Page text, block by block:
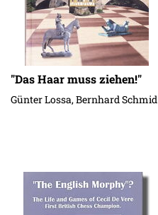
"Das Haar muss ziehen!"
Günter Lossa, Bernhard Schmid